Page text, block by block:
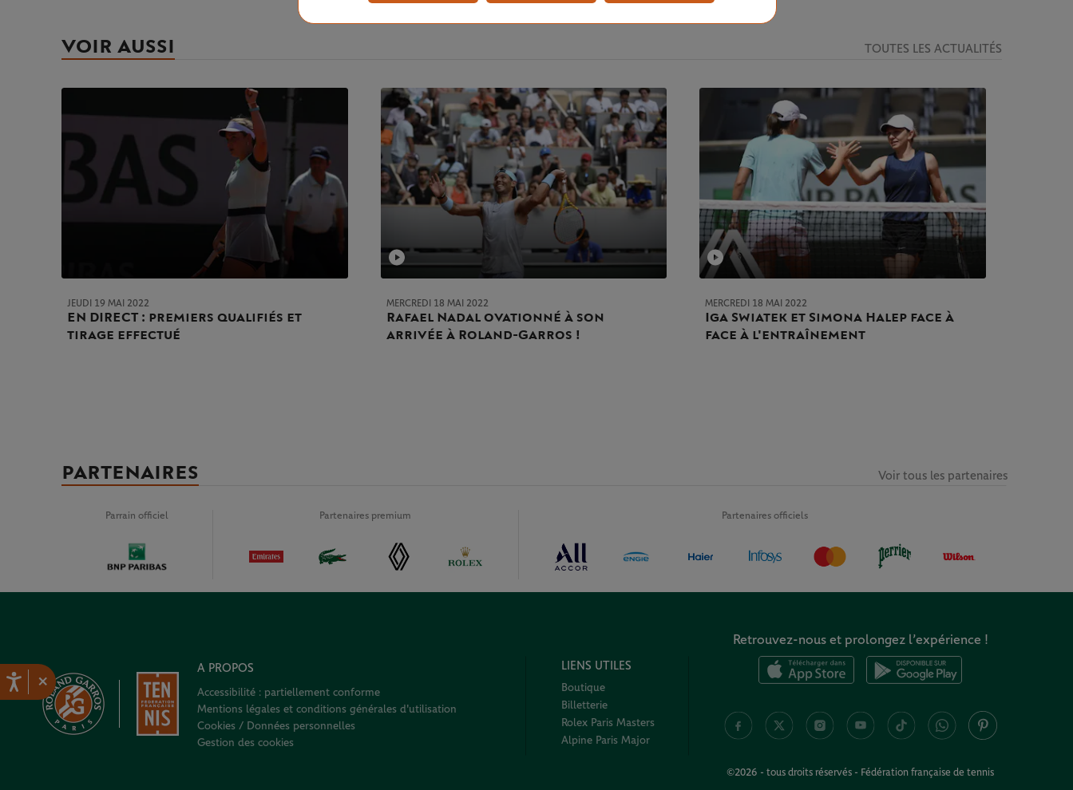
×
VOIR AUSSI TOUTES LES ACTUALITÉS
JEUDI 19 MAI 2022
EN DIRECT : premiers qualifiés et
tirage effectué
MERCREDI 18 MAI 2022
Rafael Nadal ovationné à son
arrivée à Roland-Garros !
MERCREDI 18 MAI 2022
Iga Swiatek et Simona Halep face à
face à l'entraînement
PARTENAIRES
Parrain officiel Partenaires premium Partenaires officiels
Voir tous les partenaires
A PROPOS
Accessibilité : partiellement conforme
Mentions légales et conditions générales d'utilisation
Cookies / Données personnelles
Gestion des cookies
LIENS UTILES
Boutique
Billetterie
Rolex Paris Masters
Alpine Paris Major
Retrouvez-nous et prolongez l’expérience !
©2026 - tous droits réservés - Fédération française de tennis